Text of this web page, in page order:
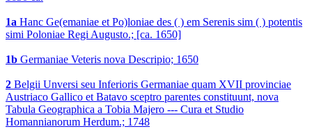
1a Hanc Ge(emaniae et Po)loniae des ( ) em Serenis sim ( ) potentis
simi Poloniae Regi Augusto.; [ca. 1650]
1b Germaniae Veteris nova Descripio; 1650
2 Belgii Unversi seu Inferioris Germaniae quam XVII provinciae
Austriaco Gallico et Batavo sceptro parentes constituunt, nova
Tabula Geographica a Tobia Majero --- Cura et Studio
Homannianorum Herdum.; 1748